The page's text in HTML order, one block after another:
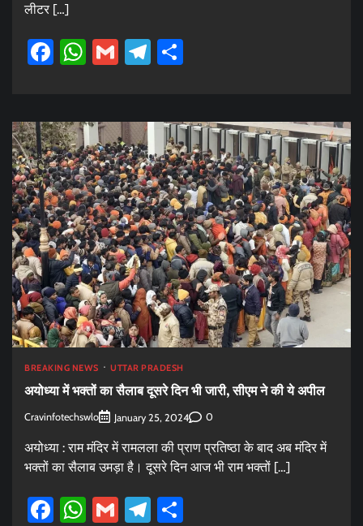
लीटर […]
Facebook
WhatsApp
GmailTelegram
BREAKING NEWS UTTAR PRADESH
अयोध्या में भक्तों का सैलाब दूसरे दिन भी जारी, सीएम ने की ये अपील
Cravinfotechswlo January 25, 2024 0
अयोध्या : राम मंदिर में रामलला की प्राण प्रतिष्ठा के बाद अब मंदिर में
भक्तों का सैलाब उमड़ा है। दूसरे दिन आज भी राम भक्तों […]
Facebook
WhatsApp
GmailTelegram